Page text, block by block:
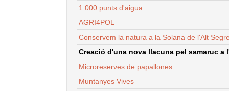
1.000 punts d'aigua
AGRI4POL
Conservem la natura a la Solana de l'Alt
Creació d'una nova llacuna pel samaruc a
Microreserves de papallones
Muntanyes Vives